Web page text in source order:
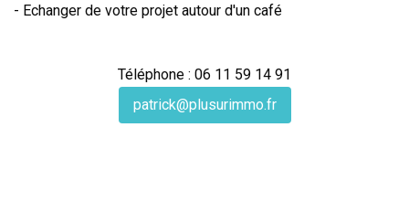
- Echanger de votre projet autour d'un café
Téléphone : 06 11 59 14 91
patrick@plusurimmo.fr